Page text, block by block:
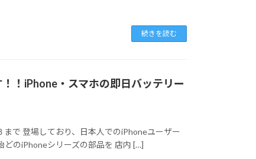
続きを読む
！iPhone・スマホの即日バッテリー
で 登場しており、日本人でのiPhoneユーザー
どのiPhoneシリーズの部品を 店内 […]